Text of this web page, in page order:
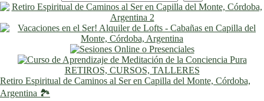
RETIROS, CURSOS, TALLERES
Retiro Espiritual de Caminos al Ser en Capilla del Monte, Córdoba,
Argentina 🏞️